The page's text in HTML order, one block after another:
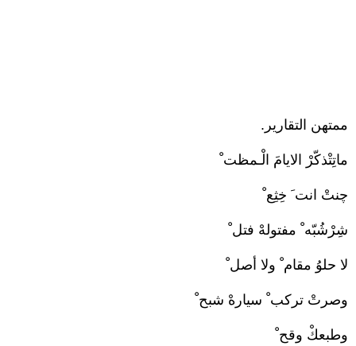
ممتهن التقارير.
ماتِتْذكّرْ الايامَ الْـمظت ْ
چنتْ انت َ خِثِع ْ
شِرْشُبّه ْ مفتولهْ فتل ْ
لا حلوُ مقام ْ ولا أصل ْ
وصرتْ تركب ْ سيارهْ شبح ْ
وطبعكْ وقح ْ